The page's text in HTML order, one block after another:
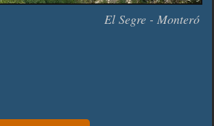
El Segre - Monteró